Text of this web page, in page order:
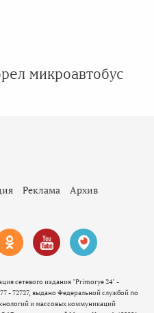
микроавтобус
Реклама
Архив
сетевого издания "Primorye 24" -
- 72727, выдано Федеральной службой по
и массовых коммуникаций